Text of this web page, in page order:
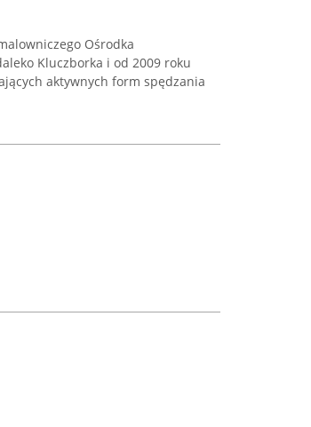
Ośrodka
Kluczborka i od 2009 roku
aktywnych form spędzania